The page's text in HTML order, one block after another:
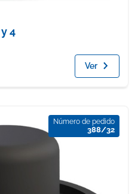
4
Ver
Número de pedido
388/32